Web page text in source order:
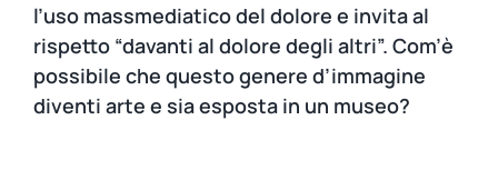
l’uso massmediatico del dolore e invita al
rispetto “davanti al dolore degli altri”. Com’è
possibile che questo genere d’immagine
diventi arte e sia esposta in un museo?